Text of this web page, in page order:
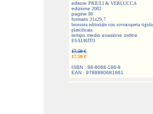
editore PRIULI & VERLUCCA
edizione 2002
pagine 80
formato 21x29,7
brossura editoriale con sovracoperta rigida
plastificata
tempo medio evasione ordine
ESAURITO
17.50 €
17.50 €
ISBN : 88-8068-186-9
EAN : 9788880681861